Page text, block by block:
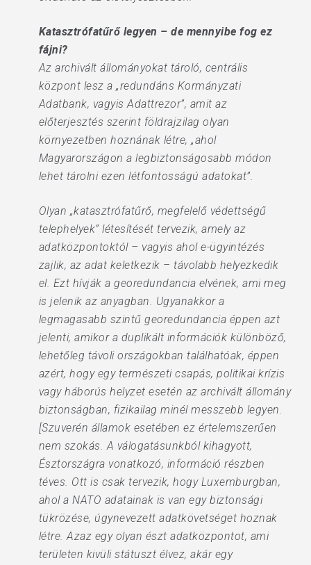
Katasztrófatűrő legyen – de mennyibe fog ez
fájni?
Az archivált állományokat tároló, centrális
központ lesz a „redundáns Kormányzati
Adatbank, vagyis Adattrezor”, amit az
előterjesztés szerint földrajzilag olyan
környezetben hoznának létre, „ahol
Magyarországon a legbiztonságosabb módon
lehet tárolni ezen létfontosságú adatokat”.
Olyan „katasztrófatűrő, megfelelő védettségű
telephelyek” létesítését tervezik, amely az
adatközpontoktól – vagyis ahol e-ügyintézés
zajlik, az adat keletkezik – távolabb helyezkedik
el. Ezt hívják a georedundancia elvének, ami meg
is jelenik az anyagban. Ugyanakkor a
legmagasabb szintű georedundancia éppen azt
jelenti, amikor a duplikált információk különböző,
lehetőleg távoli országokban találhatóak, éppen
azért, hogy egy természeti csapás, politikai krízis
vagy háborús helyzet esetén az archivált állomány
biztonságban, fizikailag minél messzebb legyen.
[Szuverén államok esetében ez értelemszerűen
nem szokás. A válogatásunkból kihagyott,
Észtországra vonatkozó, információ részben
téves. Ott is csak tervezik, hogy Luxemburgban,
ahol a NATO adatainak is van egy biztonsági
tükrözése, úgynevezett adatkövetséget hoznak
létre. Azaz egy olyan észt adatközpontot, ami
területen kivüli státuszt élvez, akár egy